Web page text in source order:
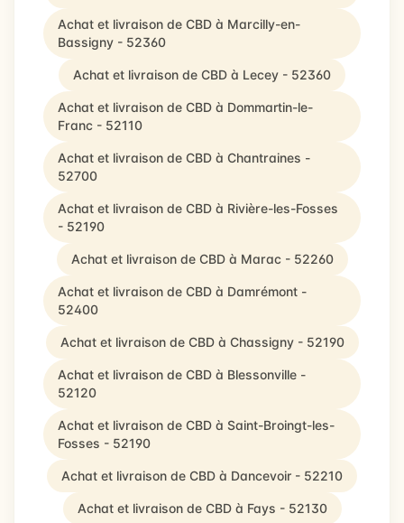
Achat et livraison de CBD à Marcilly-en-
Bassigny - 52360
Achat et livraison de CBD à Lecey - 52360
Achat et livraison de CBD à Dommartin-le-
Franc - 52110
Achat et livraison de CBD à Chantraines -
52700
Achat et livraison de CBD à Rivière-les-Fosses
- 52190
Achat et livraison de CBD à Marac - 52260
Achat et livraison de CBD à Damrémont -
52400
Achat et livraison de CBD à Chassigny - 52190
Achat et livraison de CBD à Blessonville -
52120
Achat et livraison de CBD à Saint-Broingt-les-
Fosses - 52190
Achat et livraison de CBD à Dancevoir - 52210
Achat et livraison de CBD à Fays - 52130